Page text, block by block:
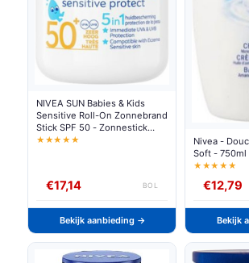
NIVEA SUN Babies & Kids
Sensitive Roll-On Zonnebrand
Stick SPF 50 - Zonnestick
Gevoelige huid -
★★★★★
€17,14 BOL
Bekijk aanbieding →
Nivea -
Soft - 750ml
★★★★★
€12,79
Bekijk